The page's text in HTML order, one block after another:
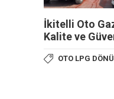
İkitelli Oto
Kalite ve
OTO LPG